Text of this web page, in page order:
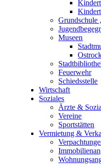
Grundschule
Museen
Feuerwehr
Schiedsstelle
Wirtschaft
Soziales
Ärzte &
Vereine
Sportstätten
Vermietung &